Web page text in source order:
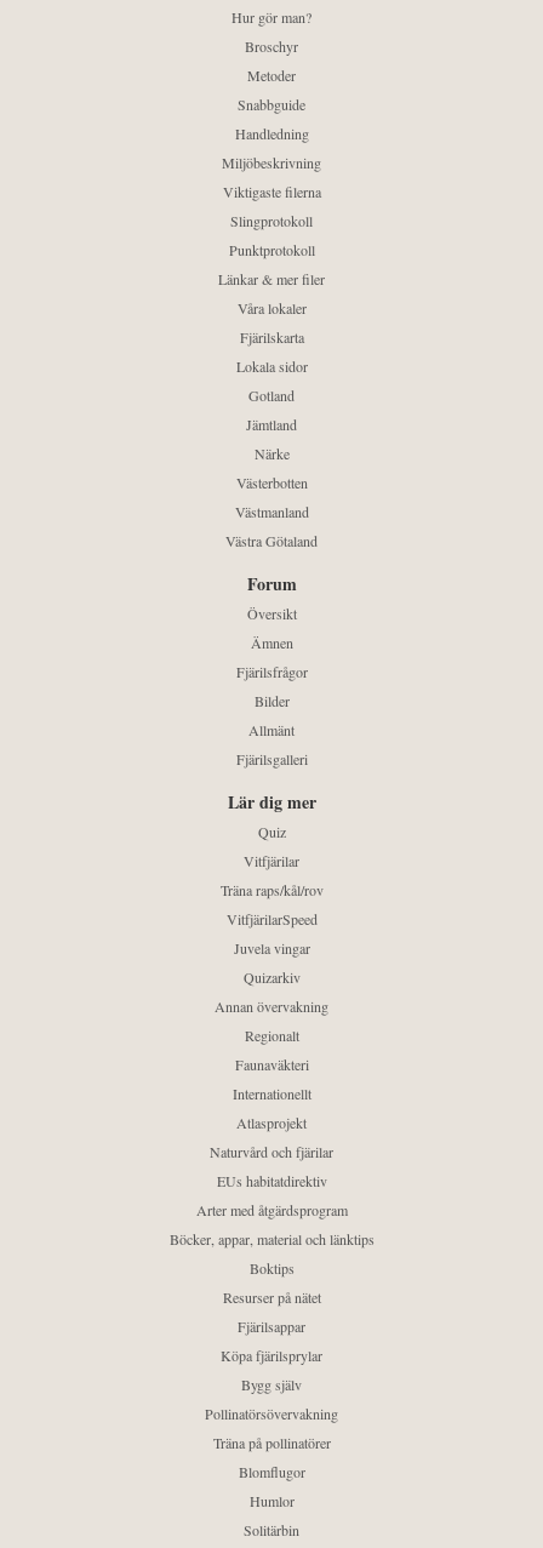
Hur gör man?
Broschyr
Metoder
Snabbguide
Handledning
Miljöbeskrivning
Viktigaste filerna
Slingprotokoll
Punktprotokoll
Länkar & mer filer
Våra lokaler
Fjärilskarta
Lokala sidor
Gotland
Jämtland
Närke
Västerbotten
Västmanland
Västra Götaland
Forum
Översikt
Ämnen
Fjärilsfrågor
Bilder
Allmänt
Fjärilsgalleri
Lär dig mer
Quiz
Vitfjärilar
Träna raps/kål/rov
VitfjärilarSpeed
Juvela vingar
Quizarkiv
Annan övervakning
Regionalt
Faunaväkteri
Internationellt
Atlasprojekt
Naturvård och fjärilar
EUs habitatdirektiv
Arter med åtgärdsprogram
Böcker, appar, material och länktips
Boktips
Resurser på nätet
Fjärilsappar
Köpa fjärilsprylar
Bygg själv
Pollinatörsövervakning
Träna på pollinatörer
Blomflugor
Humlor
Solitärbin